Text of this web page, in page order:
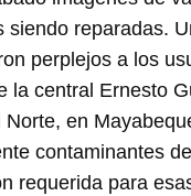
siendo reparadas.
perplejos a los
la central Ernesto
Norte, en
contaminantes
requerida para